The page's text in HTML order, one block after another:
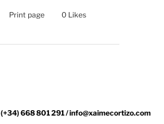
Print page 0 Likes
(+34) 668 801 291 / info@xaimecortizo.com